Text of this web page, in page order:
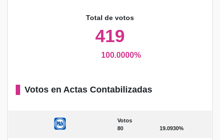
Total de votos
419
100.0000%
Votos en Actas Contabilizadas
Votos
80
19.0930%